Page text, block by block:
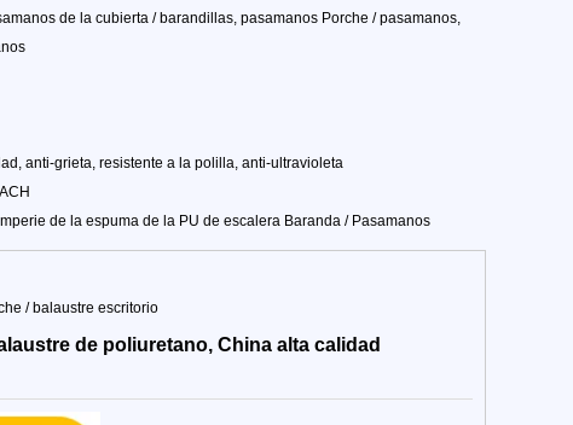
de la cubierta / barandillas, pasamanos Porche / pasamanos,
anti-grieta, resistente a la polilla, anti-ultravioleta
de la espuma de la PU de escalera Baranda / Pasamanos
/ balaustre escritorio
de poliuretano, China alta calidad